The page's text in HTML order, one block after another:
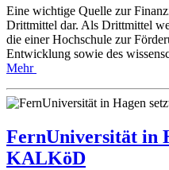
Eine wichtige Quelle zur
Drittmittel dar. Als Drittmittel
die einer Hochschule zur
Entwicklung sowie des
Mehr
FernUniversität in
KALKöD